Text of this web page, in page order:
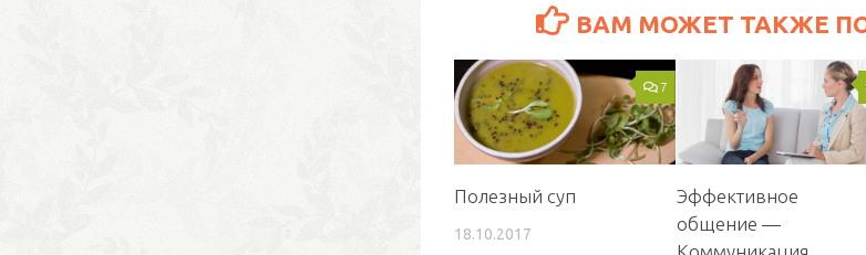
ВАМ МОЖЕТ ТАКЖЕ
7
Полезный суп
18.10.2017
Эффективное
общение —